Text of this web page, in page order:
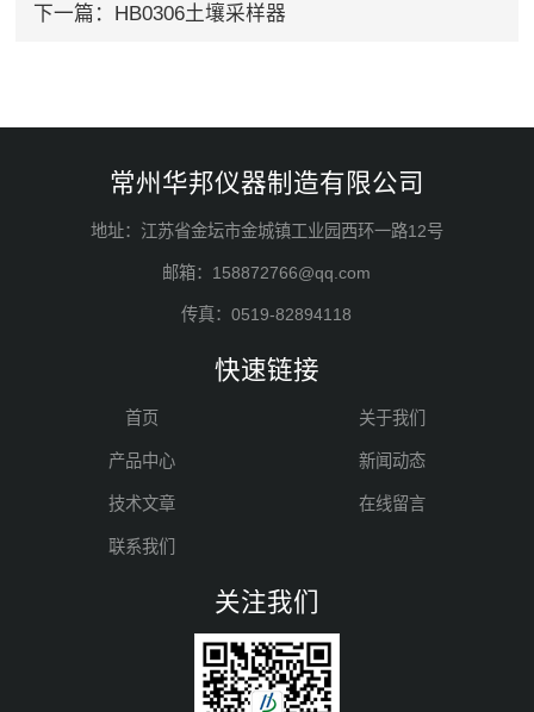
下一篇： HB0306土壤采样器
常州华邦仪器制造有限公司
地址：江苏省金坛市金城镇工业园西环一路12号
邮箱：158872766@qq.com
传真：0519-82894118
快速链接
首页 关于我们
产品中心 新闻动态
技术文章 在线留言
联系我们
关注我们